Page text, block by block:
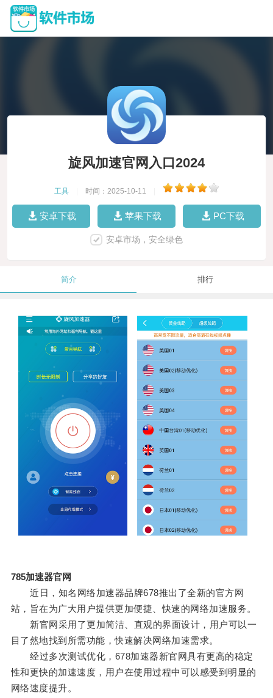
旋风加速官网入口2024
工具 时间：2025-10-11
安卓下载 苹果下载 PC下载
安卓市场，安全绿色
简介 排行
785加速器官网
近日，知名网络加速器品牌678推出了全新的官方网
站，旨在为广大用户提供更加便捷、快速的网络加速服务。
新官网采用了更加简洁、直观的界面设计，用户可以一
目了然地找到所需功能，快速解决网络加速需求。
经过多次测试优化，678加速器新官网具有更高的稳定
性和更快的加速速度，用户在使用过程中可以感受到明显的
网络速度提升。